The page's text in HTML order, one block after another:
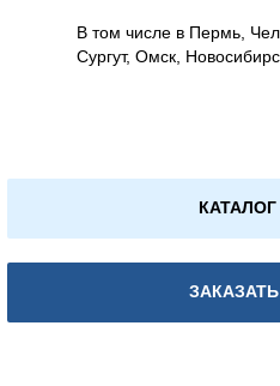
В том числе в Пермь,
Сургут, Омск,